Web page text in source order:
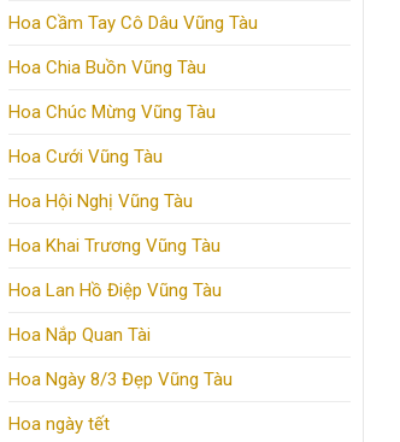
Hoa Cầm Tay Cô Dâu Vũng Tàu
Hoa Chia Buồn Vũng Tàu
Hoa Chúc Mừng Vũng Tàu
Hoa Cưới Vũng Tàu
Hoa Hội Nghị Vũng Tàu
Hoa Khai Trương Vũng Tàu
Hoa Lan Hồ Điệp Vũng Tàu
Hoa Nắp Quan Tài
Hoa Ngày 8/3 Đẹp Vũng Tàu
Hoa ngày tết